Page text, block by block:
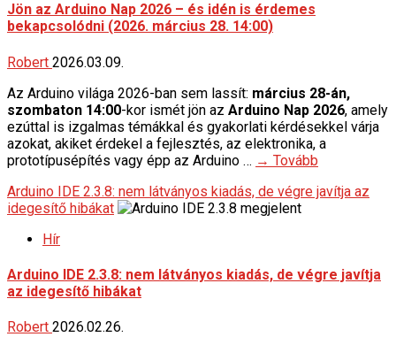
Jön az Arduino Nap 2026 – és idén is érdemes
bekapcsolódni (2026. március 28. 14:00)
Robert 2026.03.09.
Az Arduino világa 2026-ban sem lassít: március 28-án,
szombaton 14:00-kor ismét jön az Arduino Nap 2026, amely
ezúttal is izgalmas témákkal és gyakorlati kérdésekkel várja
azokat, akiket érdekel a fejlesztés, az elektronika, a
prototípusépítés vagy épp az Arduino … → Tovább
Arduino IDE 2.3.8: nem látványos kiadás, de végre javítja az
idegesítő hibákat
Hír
Arduino IDE 2.3.8: nem látványos kiadás, de végre javítja
az idegesítő hibákat
Robert 2026.02.26.